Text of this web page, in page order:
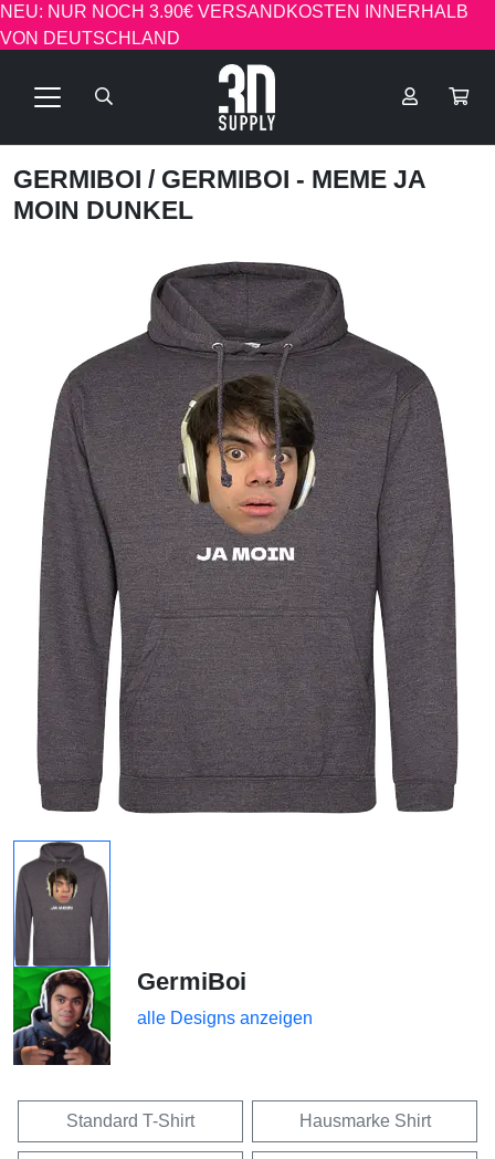
NEU: NUR NOCH 3.90€ VERSANDKOSTEN INNERHALB
VON DEUTSCHLAND
GERMIBOI / GERMIBOI - MEME JA
MOIN DUNKEL
GermiBoi
alle Designs anzeigen
Standard T-Shirt Hausmarke Shirt